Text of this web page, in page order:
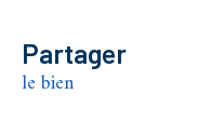
partager
le bien